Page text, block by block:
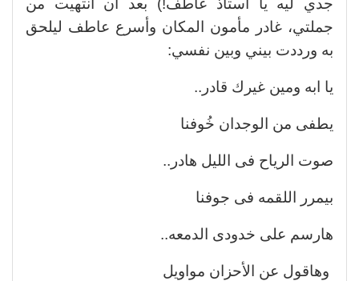
جدي ليه يا أستاذ عاطف!) بعد أن انتهيت من
جملتي، غادر مأمون المكان وأسرع عاطف ليلحق
به ورددت بيني وبين نفسي:
يا ابه ومين غيرك قادر..
يطفى من الوجدان خُوفنا
صوت الرياح فى الليل هادر..
بيمرر اللقمه فى جوفنا
هارسم على خدودى الدمعه..
وهاقول عن الأحزان مواويل